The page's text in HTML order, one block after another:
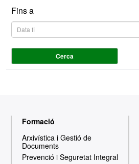
Fins a
Cerca
Formació
Arxivística i Gestió de
Documents
Prevenció i Seguretat Integral